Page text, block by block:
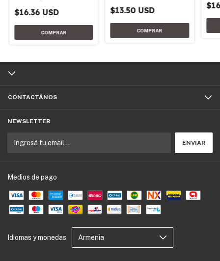
$16.36 USD $13.50 USD
CONTACTÁNOS
NEWSLETTER
Medios de pago
Idiomas y monedas